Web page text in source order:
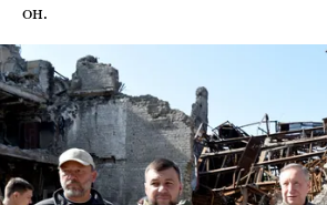
он.